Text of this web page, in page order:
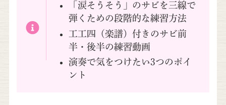
「涙そうそう」のサビを三線で
弾くための段階的な練習方法
工工四（楽譜）付きのサビ前
半・後半の練習動画
演奏で気をつけたい3つのポイ
ント